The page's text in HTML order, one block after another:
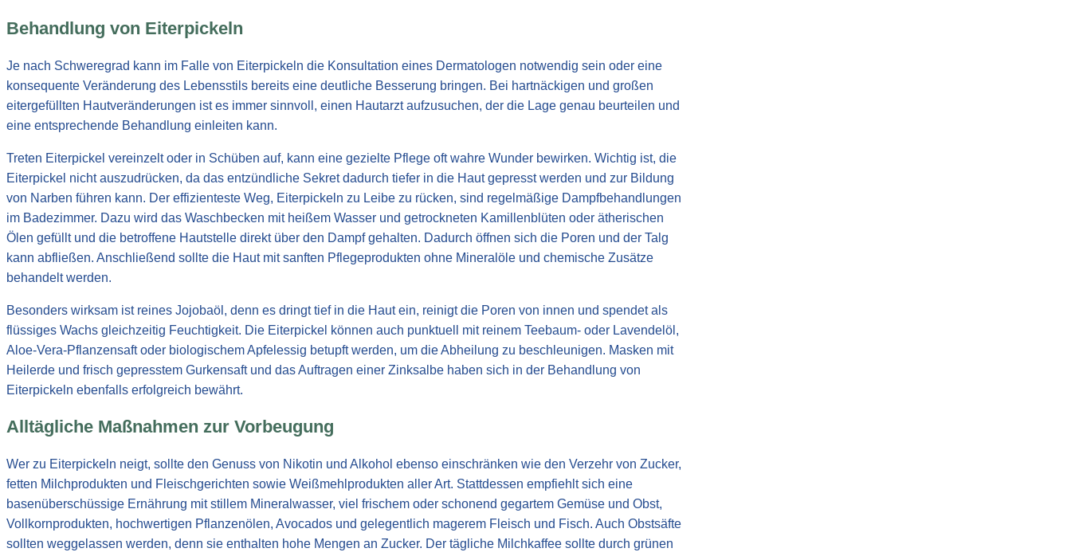
Behandlung von Eiterpickeln
Je nach Schweregrad kann im Falle von Eiterpickeln die Konsultation eines Dermatologen notwendig sein oder eine
konsequente Veränderung des Lebensstils bereits eine deutliche Besserung bringen. Bei hartnäckigen und großen
eitergefüllten Hautveränderungen ist es immer sinnvoll, einen Hautarzt aufzusuchen, der die Lage genau beurteilen und
eine entsprechende Behandlung einleiten kann.
Treten Eiterpickel vereinzelt oder in Schüben auf, kann eine gezielte Pflege oft wahre Wunder bewirken. Wichtig ist, die
Eiterpickel nicht auszudrücken, da das entzündliche Sekret dadurch tiefer in die Haut gepresst werden und zur Bildung
von Narben führen kann. Der effizienteste Weg, Eiterpickeln zu Leibe zu rücken, sind regelmäßige Dampfbehandlungen
im Badezimmer. Dazu wird das Waschbecken mit heißem Wasser und getrockneten Kamillenblüten oder ätherischen
Ölen gefüllt und die betroffene Hautstelle direkt über den Dampf gehalten. Dadurch öffnen sich die Poren und der Talg
kann abfließen. Anschließend sollte die Haut mit sanften Pflegeprodukten ohne Mineralöle und chemische Zusätze
behandelt werden.
Besonders wirksam ist reines Jojobaöl, denn es dringt tief in die Haut ein, reinigt die Poren von innen und spendet als
flüssiges Wachs gleichzeitig Feuchtigkeit. Die Eiterpickel können auch punktuell mit reinem Teebaum- oder Lavendelöl,
Aloe-Vera-Pflanzensaft oder biologischem Apfelessig betupft werden, um die Abheilung zu beschleunigen. Masken mit
Heilerde und frisch gepresstem Gurkensaft und das Auftragen einer Zinksalbe haben sich in der Behandlung von
Eiterpickeln ebenfalls erfolgreich bewährt.
Alltägliche Maßnahmen zur Vorbeugung
Wer zu Eiterpickeln neigt, sollte den Genuss von Nikotin und Alkohol ebenso einschränken wie den Verzehr von Zucker,
fetten Milchprodukten und Fleischgerichten sowie Weißmehlprodukten aller Art. Stattdessen empfiehlt sich eine
basenüberschüssige Ernährung mit stillem Mineralwasser, viel frischem oder schonend gegartem Gemüse und Obst,
Vollkornprodukten, hochwertigen Pflanzenölen, Avocados und gelegentlich magerem Fleisch und Fisch. Auch Obstsäfte
sollten weggelassen werden, denn sie enthalten hohe Mengen an Zucker. Der tägliche Milchkaffee sollte durch grünen